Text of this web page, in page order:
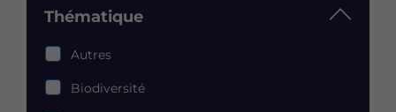
Thématique
Thématique
Autres
Biodiversité